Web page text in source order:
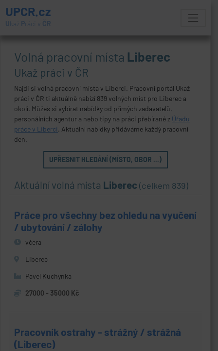
UPCR.cz
U kaž Práci v ČR
Volná pracovní místa Liberec
Ukaž práci v ČR
Najdi si volná pracovní místa v Liberci. Pracovní portál Ukaž
práci v ČR ti aktuálně nabízí 839 volných míst pro Liberec a
okolí. Můžeš si vybírat nabídky od přímých zadavatelů,
personálních agentur a nebo tipy na práci přebírané z Úřadu
práce v Liberci. Aktuální nabídky přidáváme každý pracovní
den.
UPŘESNIT HLEDÁNÍ (MÍSTO, OBOR ...)
Aktuální volná místa Liberec (celkem 839)
Práce pro všechny bez ohledu na vyučení
/ ubytování / zálohy
včera
Liberec
Pavel Kuchynka
27000 - 35000 Kč
Pracovník ostrahy - strážný / strážná
(Liberec)